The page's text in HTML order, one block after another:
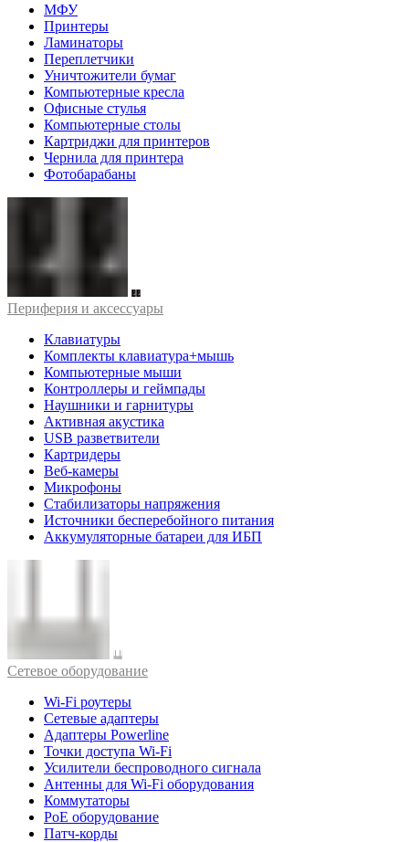
МФУ
Принтеры
Ламинаторы
Переплетчики
Уничтожители бумаг
Компьютерные кресла
Офисные стулья
Компьютерные столы
Картриджи для принтеров
Чернила для принтера
Фотобарабаны
Периферия и аксессуары
Клавиатуры
Комплекты клавиатура+мышь
Компьютерные мыши
Контроллеры и геймпады
Наушники и гарнитуры
Активная акустика
USB разветвители
Картридеры
Веб-камеры
Микрофоны
Стабилизаторы напряжения
Источники бесперебойного питания
Аккумуляторные батареи для ИБП
Cетевое оборудование
Wi-Fi роутеры
Сетевые адаптеры
Адаптеры Powerline
Точки доступа Wi-Fi
Усилители беспроводного сигнала
Антенны для Wi-Fi оборудования
Коммутаторы
PoE оборудование
Патч-корды